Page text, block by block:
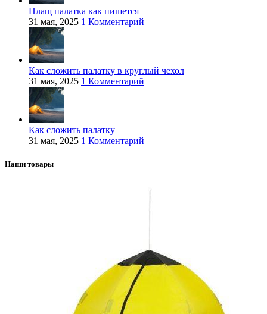
Плащ палатка как пишется
31 мая, 2025 1 Комментарий
Как сложить палатку в круглый чехол
31 мая, 2025 1 Комментарий
Как сложить палатку
31 мая, 2025 1 Комментарий
Наши товары